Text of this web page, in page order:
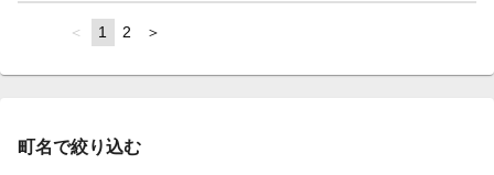
page
You're
page
1 page
2 page
町名で絞り込む